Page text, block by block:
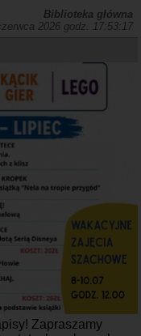
Biblioteka główna
2026 godz. 17:53:17
Zapraszamy